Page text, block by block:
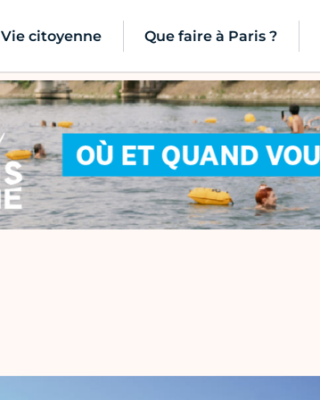
Vie citoyenne Que faire à Paris ?